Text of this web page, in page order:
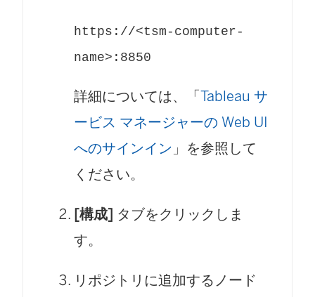
https://<tsm-computer-
name>:8850
詳細については、「 Tableau サ
ービス マネージャーの Web UI
へのサインイン 」を参照して
ください。
[構成] タブをクリックしま
す。
リポジトリに追加するノード